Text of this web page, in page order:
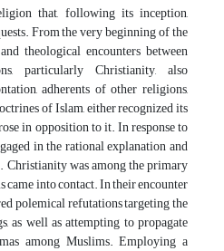
that, following its inception,
From the very beginning of the
theological encounters between
, particularly Christianity, also
adherents of other religions,
of Islam, either recognized its
in opposition to it. In response to
in the rational explanation and
Christianity was among the primary
into contact. In their encounter
polemical refutations targeting the
as well as attempting to propagate
among Muslims. Employing a